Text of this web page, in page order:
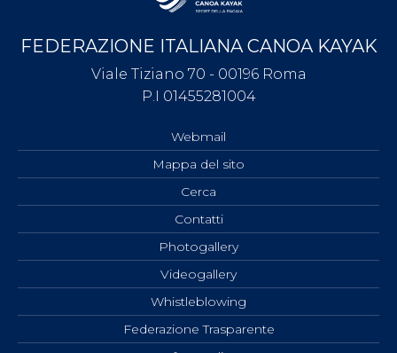
FEDERAZIONE ITALIANA CANOA KAYAK
Viale Tiziano 70 - 00196 Roma
P.I 01455281004
Webmail
Mappa del sito
Cerca
Contatti
Photogallery
Videogallery
Whistleblowing
Federazione Trasparente